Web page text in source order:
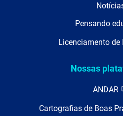
Pensando
Licenciamento de
Nossas
ANDAR
Cartografias de Boas